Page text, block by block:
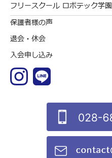
フリースクール ロボテック学園
保護者様の声
退会・休会
入会申し込み